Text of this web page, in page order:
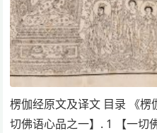
楞伽经原文及译文 目录 《
切佛语心品之一】. 1 【一切